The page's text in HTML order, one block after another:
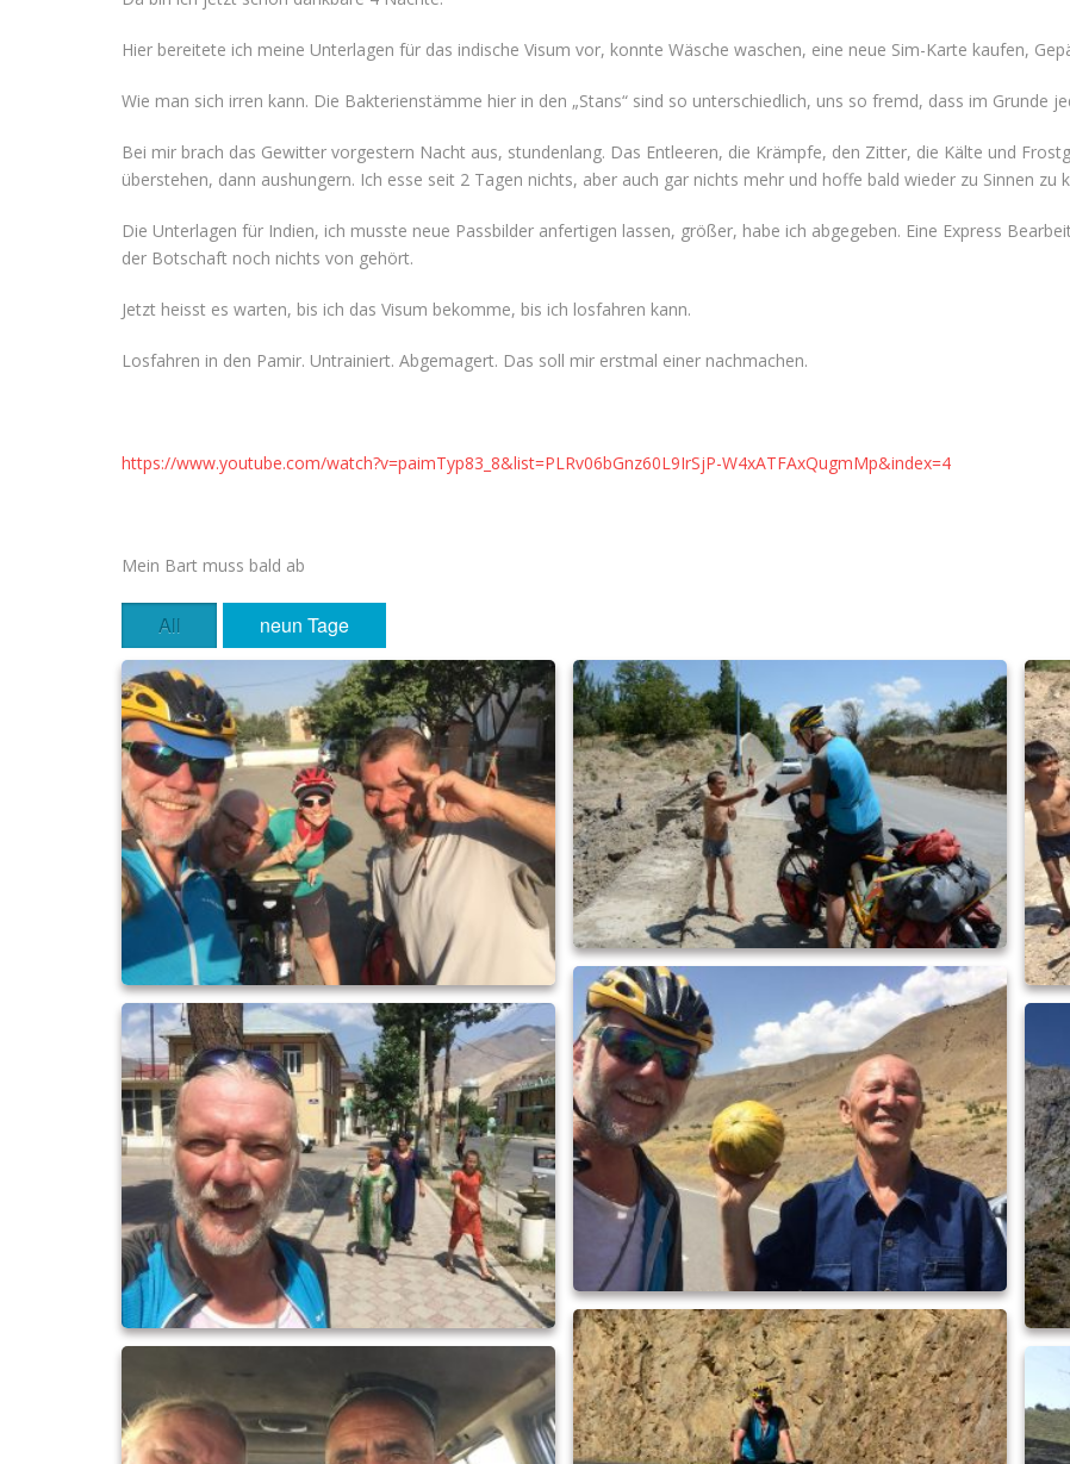
Hier bereitete ich meine Unterlagen für das indische Visum vor, konnte Wäsche waschen, eine neue Sim-Karte kaufen,
Wie man sich irren kann. Die Bakterienstämme hier in den „Stans“ sind so unterschiedlich, uns so fremd, dass im Grunde
Bei mir brach das Gewitter vorgestern Nacht aus, stundenlang. Das Entleeren, die Krämpfe, den Zitter, die Kälte und
überstehen, dann aushungern. Ich esse seit 2 Tagen nichts, aber auch gar nichts mehr und hoffe bald wieder zu Sinnen zu
Die Unterlagen für Indien, ich musste neue Passbilder anfertigen lassen, größer, habe ich abgegeben. Eine Express
der Botschaft noch nichts von gehört.
Jetzt heisst es warten, bis ich das Visum bekomme, bis ich losfahren kann.
Losfahren in den Pamir. Untrainiert. Abgemagert. Das soll mir erstmal einer nachmachen.
https://www.youtube.com/watch?v=paimTyp83_8&list=PLRv06bGnz60L9IrSjP-W4xATFAxQugmMp&index=4
Mein Bart muss bald ab
All neun Tage